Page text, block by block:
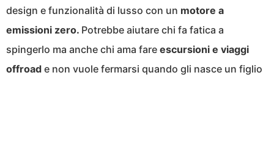
design e funzionalità di lusso con un motore a
emissioni zero. Potrebbe aiutare chi fa fatica a
spingerlo ma anche chi ama fare escursioni e viaggi
offroad e non vuole fermarsi quando gli nasce un figlio